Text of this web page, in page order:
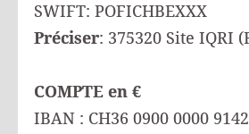
SWIFT: POFICHBEXXX
Préciser: 375320 Site IQRI
COMPTE en €
IBAN : CH36 0900 0000